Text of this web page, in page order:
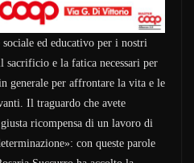
ed educativo per i nostri
sacrificio e la fatica necessari per
generale per affrontare la vita e le
Il traguardo che avete
ricompensa di un lavoro di
con queste parole